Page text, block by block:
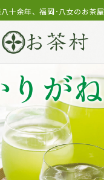
十余年、福岡･八女のお茶屋